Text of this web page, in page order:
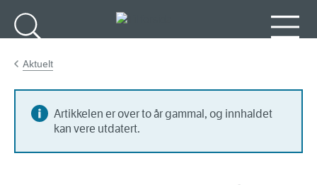
Aktuelt
Artikkelen er over to år gammal, og innhaldet
kan vere utdatert.